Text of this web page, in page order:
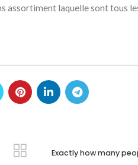
assortiment laquelle sont tous
Exactly how many